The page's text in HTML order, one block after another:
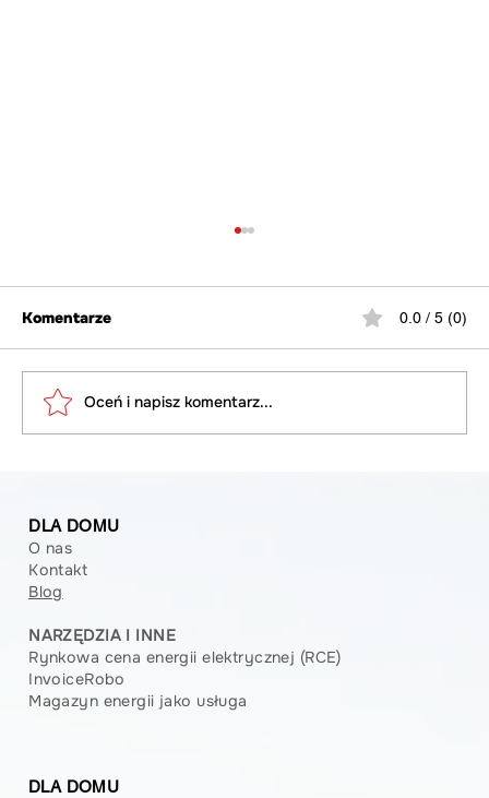
ciepła w Poznaniu
Komentarze 0.0 / 5 (0)
Oceń i napisz komentarz...
DLA DOMU
O nas
Kontakt
Blog
NARZĘDZIA I INNE
Rynkowa cena energii elektrycznej (RCE)
InvoiceRobo
Magazyn energii jako usługa
DLA DOMU